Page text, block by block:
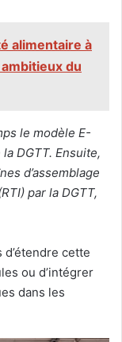
alimentaire à
du
le modèle E-
DGTT. Ensuite,
d’assemblage
par la DGTT,
cette
ou d’intégrer
dans les